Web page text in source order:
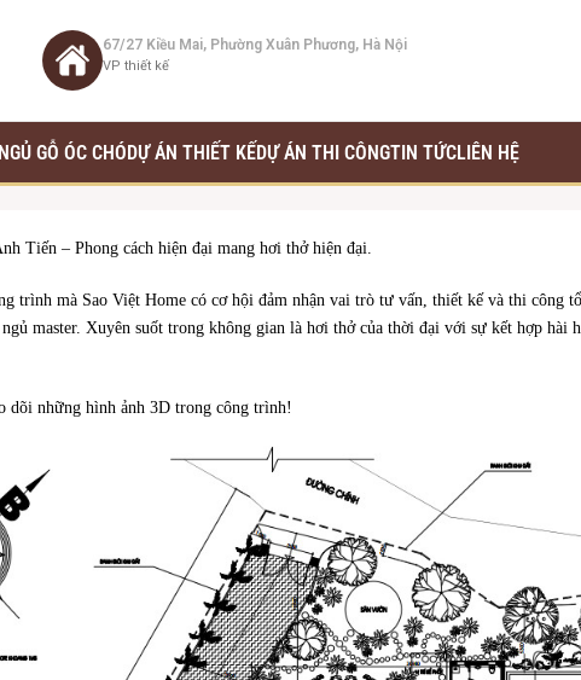
67/27 Kiều Mai, Phường Xuân Phương, Hà Nội
VP thiết kế
GỖ ÓC CHÓDỰ ÁN THIẾT KẾDỰ ÁN THI CÔNGTIN TỨCLIÊN HỆ
Tiến – Phong cách hiện đại mang hơi thở hiện đại.
trình mà Sao Việt Home có cơ hội đảm nhận vai trò tư vấn, thiết kế và thi công
master. Xuyên suốt trong không gian là hơi thở của thời đại với sự kết hợp hài
dõi những hình ảnh 3D trong công trình!